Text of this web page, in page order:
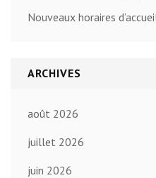
Nouveaux horaires
ARCHIVES
août 2026
juillet 2026
juin 2026